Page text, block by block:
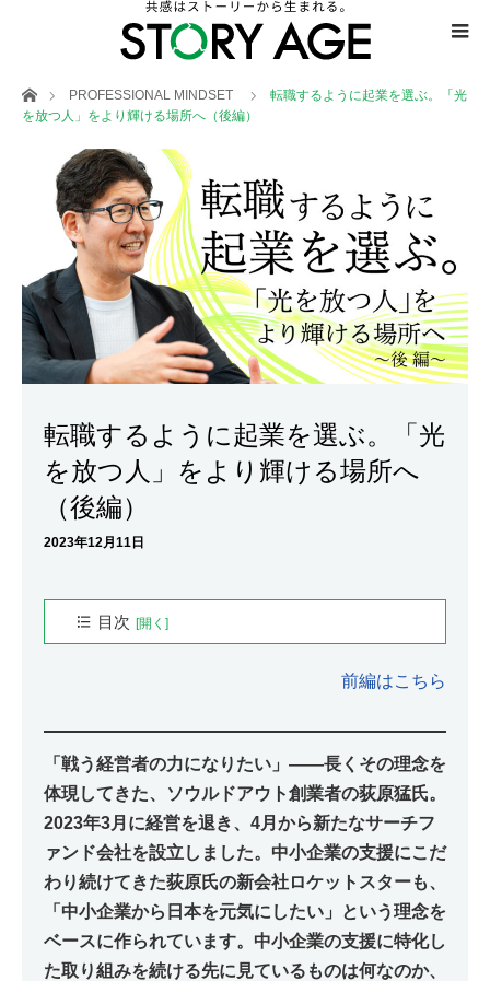
ホームPROFESSIONAL MINDSET
転職するように起業を選ぶ。「光
を放つ人」をより輝ける場所へ（後編）
転職するように起業を選ぶ。「光
を放つ人」をより輝ける場所へ
（後編）
2023年12月11日
目次
「起業」のイメージを変える
サーチファンドで日本をアップデートする
前編はこちら
「戦う経営者の力になりたい」――長くその理念を
体現してきた、ソウルドアウト創業者の荻原猛氏。
2023年3月に経営を退き、4月から新たなサーチフ
ァンド会社を設立しました。中小企業の支援にこだ
わり続けてきた荻原氏の新会社ロケットスターも、
「中小企業から日本を元気にしたい」という理念を
ベースに作られています。中小企業の支援に特化し
た取り組みを続ける先に見ているものは何なのか、